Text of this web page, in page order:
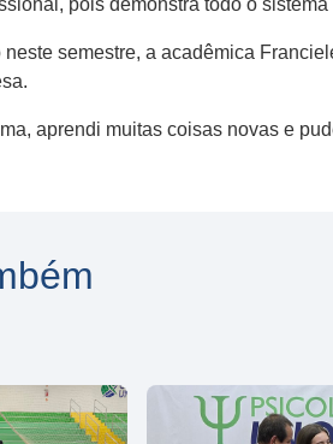
pois demonstra todo o
neste semestre, a acadêmica
aprendi muitas coisas novas e